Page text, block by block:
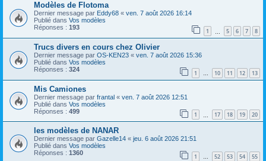
Modèles de Flotoma
Dernier message par Eddy68 « ven. 7 août 2026 16:14
Publié dans Vos modèles
Réponses : 193 1 5 6 7 8
Trucs divers en cours chez Olivier
Dernier message par OS-KEN23 « ven. 7 août 2026 15:36
Publié dans Vos modèles
Réponses : 324 1 … 10 11 12 13
Mis Camiones
Dernier message par frantal « ven. 7 août 2026 12:51
Publié dans Vos modèles
Réponses : 499 1 17 18 19 20
les modèles de NANAR
Dernier message par Gazelle14 « jeu. 6 août 2026 21:51
Publié dans Vos modèles
Réponses : 1360 1 … 52 53 54 55